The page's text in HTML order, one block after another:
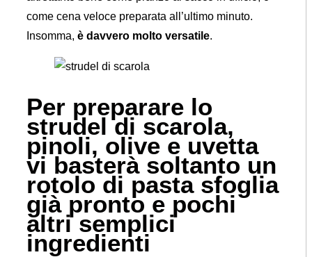
come cena veloce preparata all’ultimo minuto.
Insomma,è davvero molto versatile.
Per preparare lo
strudel di scarola,
pinoli, olive e uvetta
vi basterà soltanto un
rotolo di pasta sfoglia
già pronto e pochi
altri semplici
ingredienti